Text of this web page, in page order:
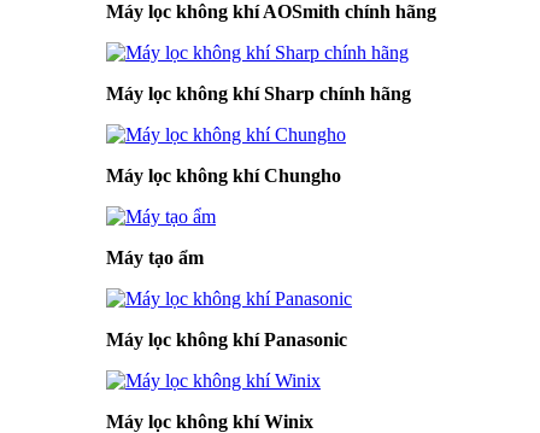
Máy lọc không khí AOSmith chính hãng
Máy lọc không khí Sharp chính hãng
Máy lọc không khí Chungho
Máy tạo ẩm
Máy lọc không khí Panasonic
Máy lọc không khí Winix